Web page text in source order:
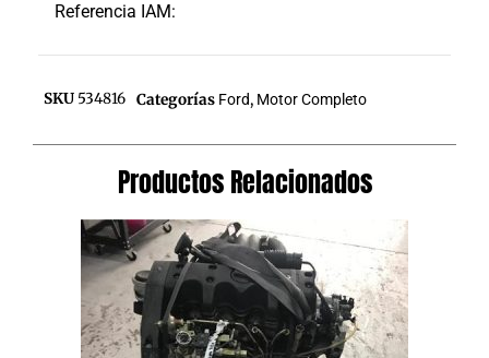
Referencia IAM:
SKU 534816 Categorías Ford, Motor Completo
Productos Relacionados